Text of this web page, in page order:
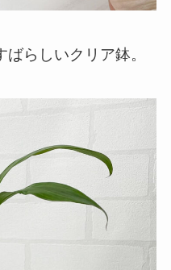
らしいクリア鉢。